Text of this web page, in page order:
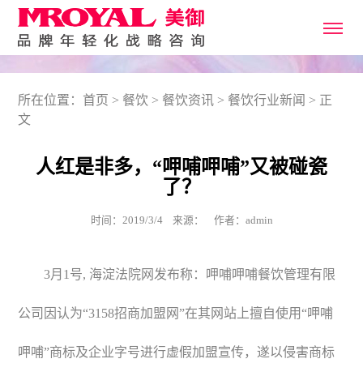
所在位置： 首页 > 餐饮 > 餐饮资讯 > 餐饮行业新闻 > 正
文
人红是非多，“呷哺呷哺”又被碰瓷
了？
时间：2019/3/4 来源： 作者：admin
3月1号, 海淀法院网发布称：呷哺呷哺餐饮管理有限
公司因认为“3158招商加盟网”在其网站上擅自使用“呷哺
呷哺”商标及企业字号进行虚假加盟宣传，遂以侵害商标